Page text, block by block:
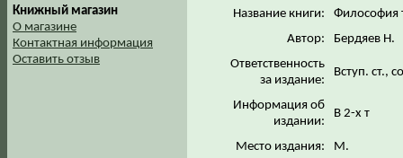
Книжный магазин
О магазине
Контактная информация
Оставить отзыв
Название книги:
Философия
Автор:
Бердяев Н.
Ответственность
за издание:
Вступ. ст.,
Информация об
издании:
В 2-х т
Место издания:
М.